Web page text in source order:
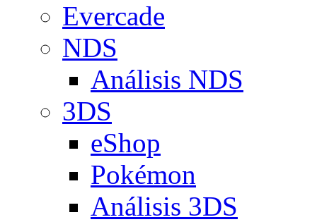
Evercade
NDS
Análisis NDS
3DS
eShop
Pokémon
Análisis 3DS